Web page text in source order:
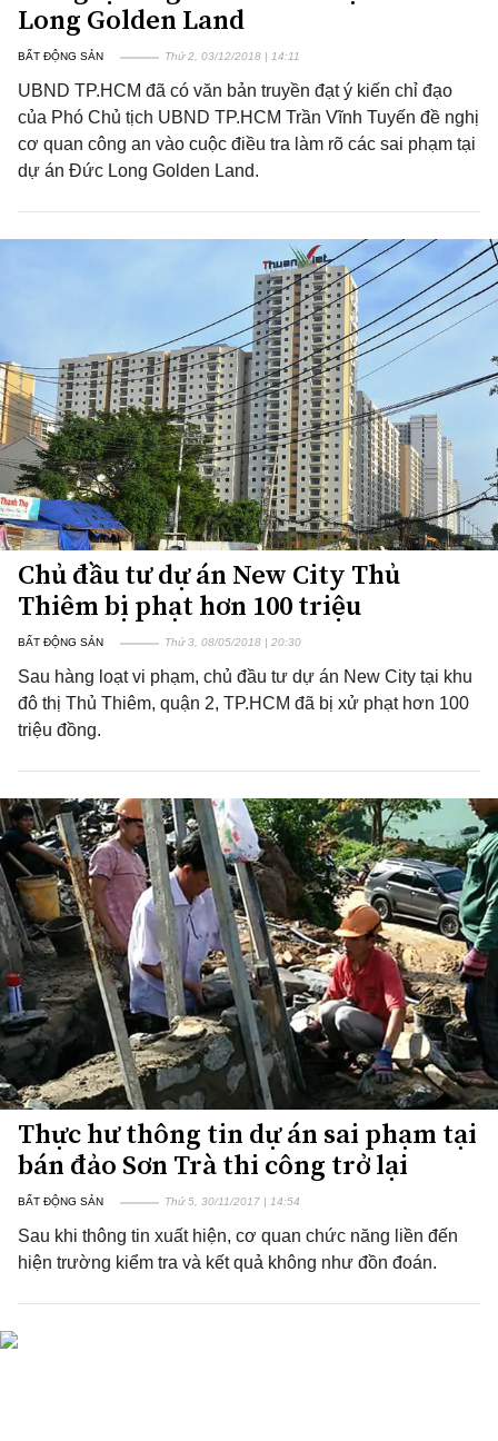
Long Golden Land
BẤT ĐỘNG SẢN Thứ 2, 03/12/2018 | 14:11
UBND TP.HCM đã có văn bản truyền đạt ý kiến chỉ đạo
của Phó Chủ tịch UBND TP.HCM Trần Vĩnh Tuyến đề nghị
cơ quan công an vào cuộc điều tra làm rõ các sai phạm tại
dự án Đức Long Golden Land.
Chủ đầu tư dự án New City Thủ
Thiêm bị phạt hơn 100 triệu
BẤT ĐỘNG SẢN Thứ 3, 08/05/2018 | 20:30
Sau hàng loạt vi phạm, chủ đầu tư dự án New City tại khu
đô thị Thủ Thiêm, quận 2, TP.HCM đã bị xử phạt hơn 100
triệu đồng.
Thực hư thông tin dự án sai phạm tại
bán đảo Sơn Trà thi công trở lại
BẤT ĐỘNG SẢN Thứ 5, 30/11/2017 | 14:54
Sau khi thông tin xuất hiện, cơ quan chức năng liền đến
hiện trường kiểm tra và kết quả không như đồn đoán.